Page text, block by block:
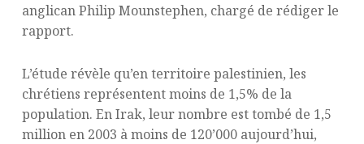
anglican Philip Mounstephen, chargé de rédiger le
rapport.
L’étude révèle qu’en territoire palestinien, les
chrétiens représentent moins de 1,5% de la
population. En Irak, leur nombre est tombé de 1,5
million en 2003 à moins de 120’000 aujourd’hui,